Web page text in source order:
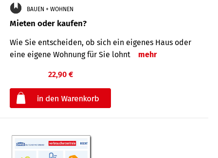
BAUEN + WOHNEN
Mieten oder kaufen?
Wie Sie entscheiden, ob sich ein eigenes Haus oder
eine eigene Wohnung für Sie lohnt
mehr
22,90 €